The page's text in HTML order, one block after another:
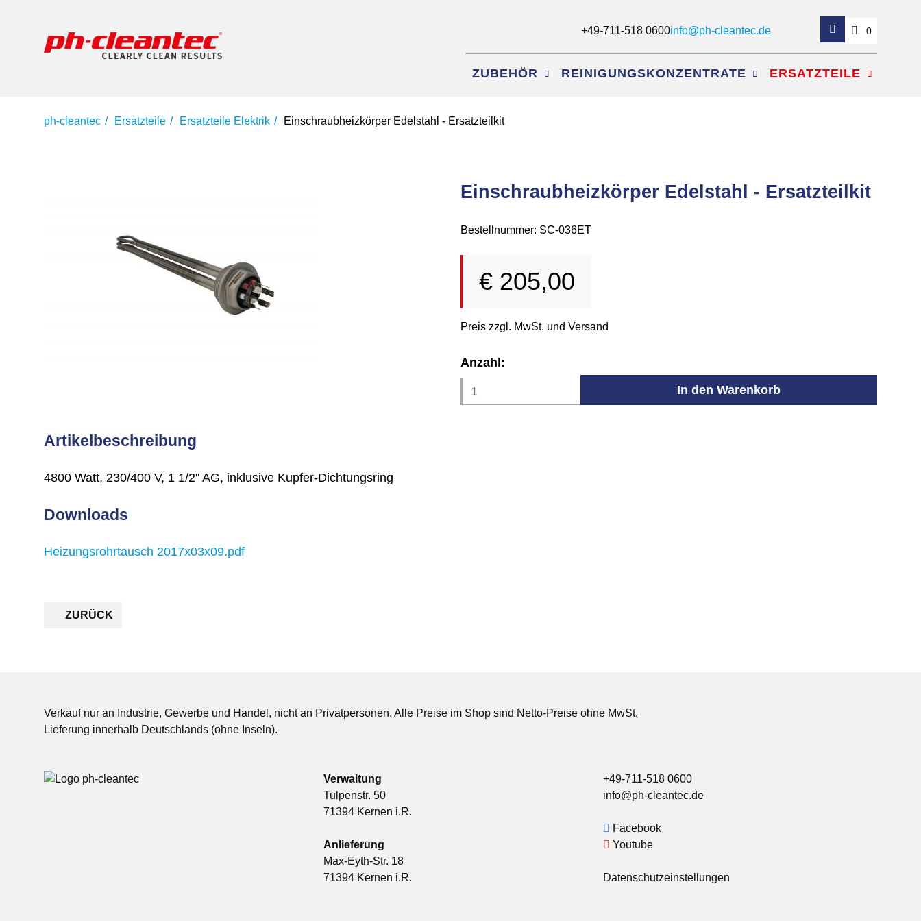
+49-711-518 0600info@ph-cleantec.de 0
überspringen
ZUBEHÖR REINIGUNGSKONZENTRATE ERSATZTEILE
ph-cleantec Ersatzteile Ersatzteile Elektrik Einschraubheizkörper Edelstahl - Ersatzteilkit
Einschraubheizkörper Edelstahl - Ersatzteilkit
Bestellnummer: SC-036ET
€ 205,00
Preis zzgl. MwSt. und Versand
Anzahl:
Artikelbeschreibung
4800 Watt, 230/400 V, 1 1/2" AG, inklusive Kupfer-Dichtungsring
Downloads
Heizungsrohrtausch 2017x03x09.pdf
ZURÜCK
Verkauf nur an Industrie, Gewerbe und Handel, nicht an Privatpersonen. Alle Preise im Shop sind Netto-Preise ohne MwSt.
Lieferung innerhalb Deutschlands (ohne Inseln).
Verwaltung
Tulpenstr. 50
71394 Kernen i.R.
Anlieferung
Max-Eyth-Str. 18
71394 Kernen i.R.
+49-711-518 0600
info@ph-cleantec.de
Facebook
Youtube
Datenschutzeinstellungen